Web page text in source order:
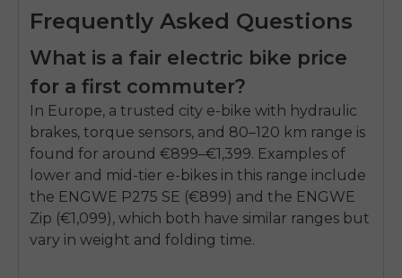
Frequently Asked Questions
What is a fair electric bike price
for a first commuter?
In Europe, a trusted city e-bike with hydraulic
brakes, torque sensors, and 80–120 km range is
found for around €899–€1,399. Examples of
lower and mid-tier e-bikes in this range include
the ENGWE P275 SE (€899) and the ENGWE
Zip (€1,099), which both have similar ranges but
vary in weight and folding time.